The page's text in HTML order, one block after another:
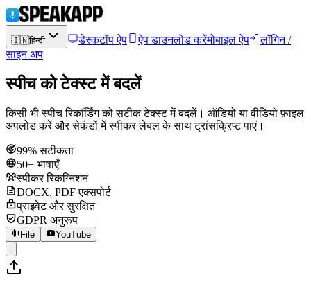
🇮🇳हिन्दी डेस्कटॉप ऐप ऐप डाउनलोड करेंमोबाइल ऐप
लॉगिन /
साइन अप
स्पीच को टेक्स्ट में बदलें
किसी भी स्पीच रिकॉर्डिंग को सटीक टेक्स्ट में बदलें। ऑडियो या वीडियो फ़ाइल
अपलोड करें और सेकंडों में स्पीकर लेबल के साथ ट्रांसक्रिप्ट पाएं।
99% सटीकता
50+ भाषाएँ
स्पीकर रिकग्निशन
DOCX, PDF एक्सपोर्ट
प्राइवेट और सुरक्षित
GDPR अनुरूप
File YouTube